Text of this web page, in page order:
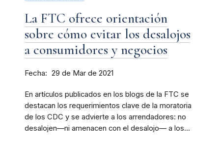
La FTC ofrece orientación
sobre cómo evitar los desalojos
a consumidores y negocios
Fecha 29 de Mar de 2021
En artículos publicados en los blogs de la FTC se
destacan los requerimientos clave de la moratoria
de los CDC y se advierte a los arrendadores: no
desalojen—ni amenacen con el desalojo— a los...